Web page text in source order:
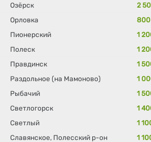
Озёрск
2
Орловка
800
Пионерский
1
Полеск
1
Правдинск
1
Раздольное (на Мамоново)
1
Рыбачий
1
Светлогорск
1
Светлый
1
Славянское, Полесский р-он
1